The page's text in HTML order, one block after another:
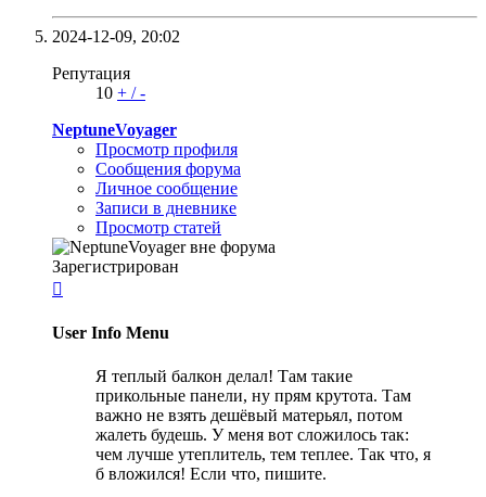
2024-12-09, 20:02
Репутация
10 + /-
NeptuneVoyager
Просмотр профиля
Сообщения форума
Личное сообщение
Записи в дневнике
Просмотр статей
Зарегистрирован

User Info Menu
Я теплый балкон делал! Там такие
прикольные панели, ну прям крутота. Там
важно не взять дешёвый матерьял, потом
жалеть будешь. У меня вот сложилось так:
чем лучше утеплитель, тем теплее. Так что, я
б вложился! Если что, пишите.